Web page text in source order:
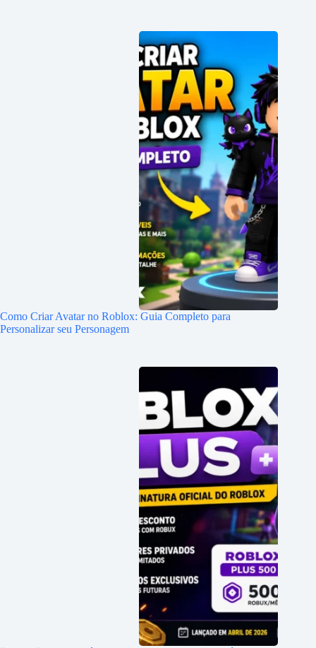
Como Criar Avatar no Roblox: Guia Completo para
Personalizar seu Personagem